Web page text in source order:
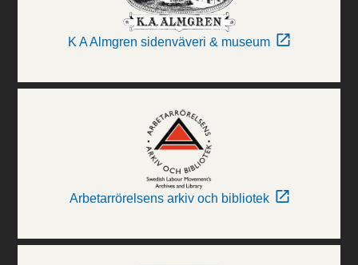
K A Almgren sidenväveri & museum
Arbetarrörelsens arkiv och bibliotek